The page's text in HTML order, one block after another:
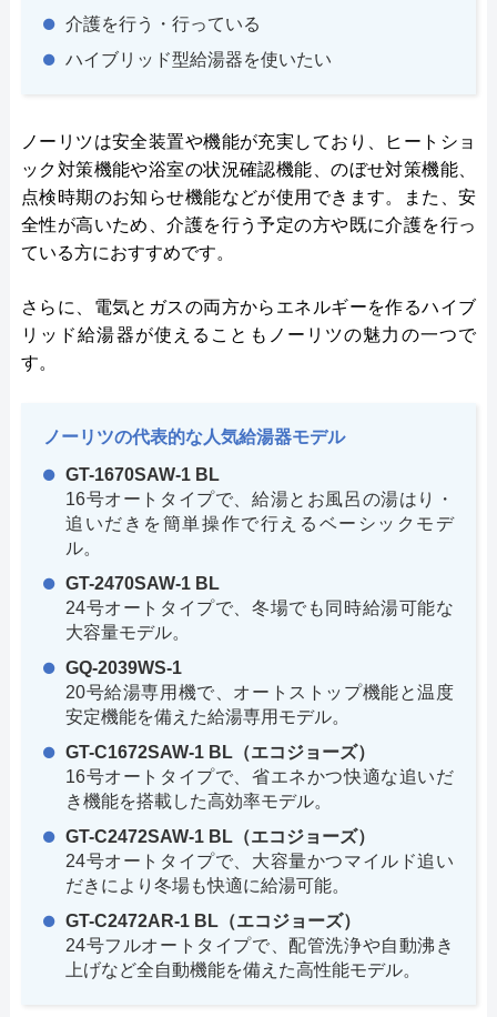
介護を行う・行っている
ハイブリッド型給湯器を使いたい
ノーリツは安全装置や機能が充実しており、ヒートショ
ック対策機能や浴室の状況確認機能、のぼせ対策機能、
点検時期のお知らせ機能などが使用できます。また、安
全性が高いため、介護を行う予定の方や既に介護を行っ
ている方におすすめです。
さらに、電気とガスの両方からエネルギーを作るハイブ
リッド給湯器が使えることもノーリツの魅力の一つで
す。
ノーリツの代表的な人気給湯器モデル
GT-1670SAW-1 BL
16号オートタイプで、給湯とお風呂の湯はり・
追いだきを簡単操作で行えるベーシックモデ
ル。
GT-2470SAW-1 BL
24号オートタイプで、冬場でも同時給湯可能な
大容量モデル。
GQ-2039WS-1
20号給湯専用機で、オートストップ機能と温度
安定機能を備えた給湯専用モデル。
GT-C1672SAW-1 BL（エコジョーズ）
16号オートタイプで、省エネかつ快適な追いだ
き機能を搭載した高効率モデル。
GT-C2472SAW-1 BL（エコジョーズ）
24号オートタイプで、大容量かつマイルド追い
だきにより冬場も快適に給湯可能。
GT-C2472AR-1 BL（エコジョーズ）
24号フルオートタイプで、配管洗浄や自動沸き
上げなど全自動機能を備えた高性能モデル。